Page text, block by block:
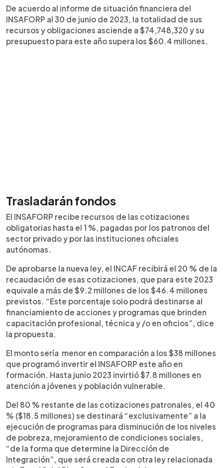
De acuerdo al informe de situación financiera del
INSAFORP al 30 de junio de 2023, la totalidad de sus
recursos y obligaciones asciende a $74,748,320 y su
presupuesto para este año supera los $60.4 millones.
Trasladarán fondos
El INSAFORP recibe recursos de las cotizaciones
obligatorias hasta el 1 %, pagadas por los patronos del
sector privado y por las instituciones oficiales
autónomas.
De aprobarse la nueva ley, el INCAF recibirá el 20 % de la
recaudación de esas cotizaciones, que para este 2023
equivale a más de $9.2 millones de los $46.4 millones
previstos. “Este porcentaje solo podrá destinarse al
financiamiento de acciones y programas que brinden
capacitación profesional, técnica y /o en oficios”, dice
la propuesta.
El monto sería menor en comparación a los $38 millones
que programó invertir el INSAFORP este año en
formación. Hasta junio 2023 invirtió $7.8 millones en
atención a jóvenes y población vulnerable.
Del 80 % restante de las cotizaciones patronales, el 40
% ($18.5 millones) se destinará “exclusivamente” a la
ejecución de programas para disminución de los niveles
de pobreza, mejoramiento de condiciones sociales,
“de la forma que determine la Dirección de
Integración”, que será creada con otra ley relacionada